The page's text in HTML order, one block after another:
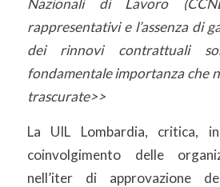
Nazionali di Lavoro
rappresentativi e l’assenza di
dei rinnovi contrattuali
fondamentale importanza che
trascurate>>
La UIL Lombardia, critica,
coinvolgimento delle
nell’iter di approvazione